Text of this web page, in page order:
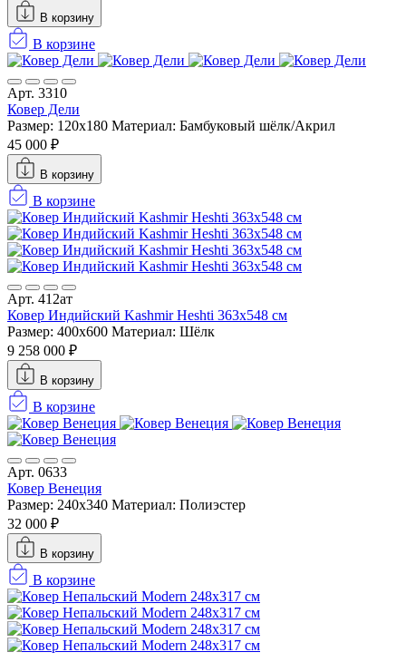
В корзину
В корзине
Арт. 3310
Ковер Дели
Размер: 120x180 Материал: Бамбуковый шёлк/Акрил
45 000 ₽
В корзину
В корзине
Арт. 412ат
Ковер Индийский Kashmir Heshti 363x548 см
Размер: 400x600 Материал: Шёлк
9 258 000 ₽
В корзину
В корзине
Арт. 0633
Ковер Венеция
Размер: 240x340 Материал: Полиэстер
32 000 ₽
В корзину
В корзине